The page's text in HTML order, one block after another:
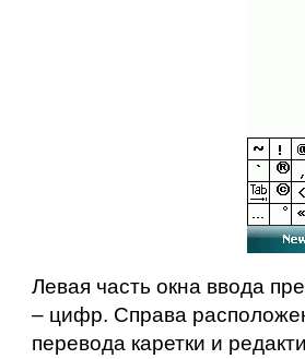
Левая часть окна ввода
– цифр. Справа
перевода каретки и